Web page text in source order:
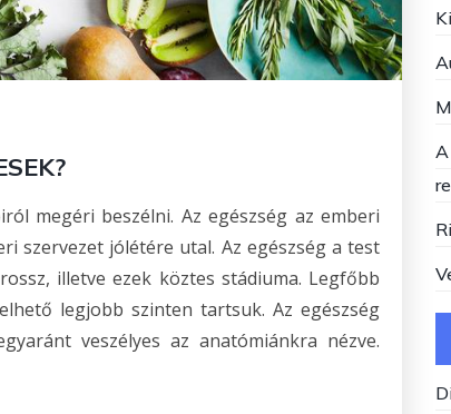
megéri beszélni. Az egészség az emberi
szervezet jólétére utal. Az egészség a test
illetve ezek köztes stádiuma. Legfőbb
legjobb szinten tartsuk. Az egészség
veszélyes az anatómiánkra nézve.